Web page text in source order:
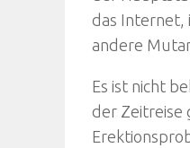
das Internet,
andere
Es ist nicht
der Zeitreise